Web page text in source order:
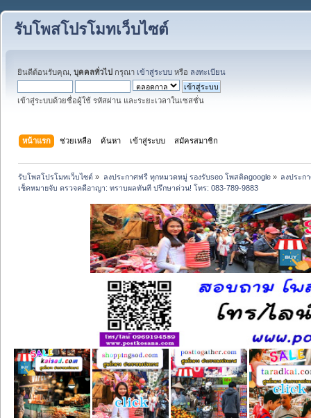
รับโพสโปรโมทเว็บไซต์
ยินดีต้อนรับคุณ, บุคคลทั่วไป กรุณา เข้าสู่ระบบ หรือ ลงทะเบียน
เข้าสู่ระบบด้วยชื่อผู้ใช้ รหัสผ่าน และระยะเวลาในเซสชั่น
หน้าแรก ช่วยเหลือ ค้นหา เข้าสู่ระบบ สมัครสมาชิก
รับโพสโปรโมทเว็บไซต์ » ลงประกาศฟรี ทุกหมวดหมู่ รองรับseo โพสติดgoogle» ลงประก
เช็คหมายจับ ตรวจคดีอาญา: ทราบผลทันที ปรึกษาด่วน! โทร: 083-789-9883